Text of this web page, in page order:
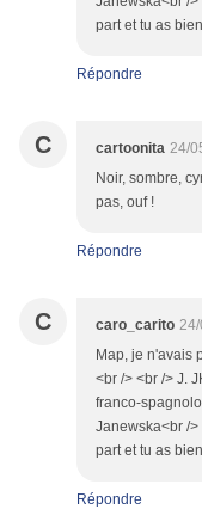
part et tu as
Répondre
C cartoonita 24/
Noir, sombre,
pas, ouf !
Répondre
C caro_carito
Map, je n'avais
<br /> <br /> J.
franco-
Janewska<br /
part et tu as
Répondre